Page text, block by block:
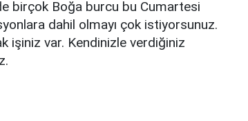
birçok Boğa burcu bu Cumartesi
dahil olmayı çok istiyorsunuz.
işiniz var. Kendinizle verdiğiniz